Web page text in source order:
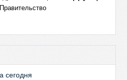
Правительство
сегодня